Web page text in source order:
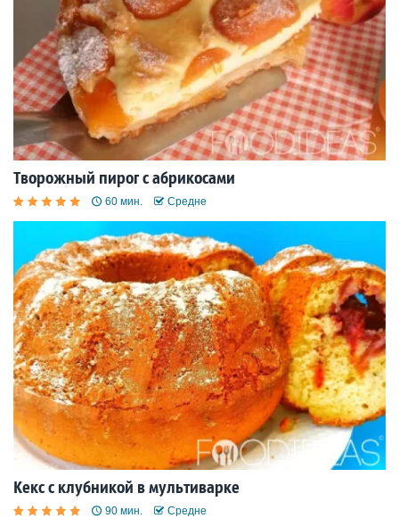
Творожный пирог с абрикосами
60 мин. Средне
Кекс с клубникой в мультиварке
90 мин. Средне